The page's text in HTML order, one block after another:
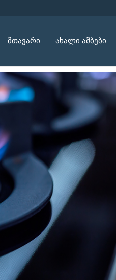
მთავარი ახალი ამბები